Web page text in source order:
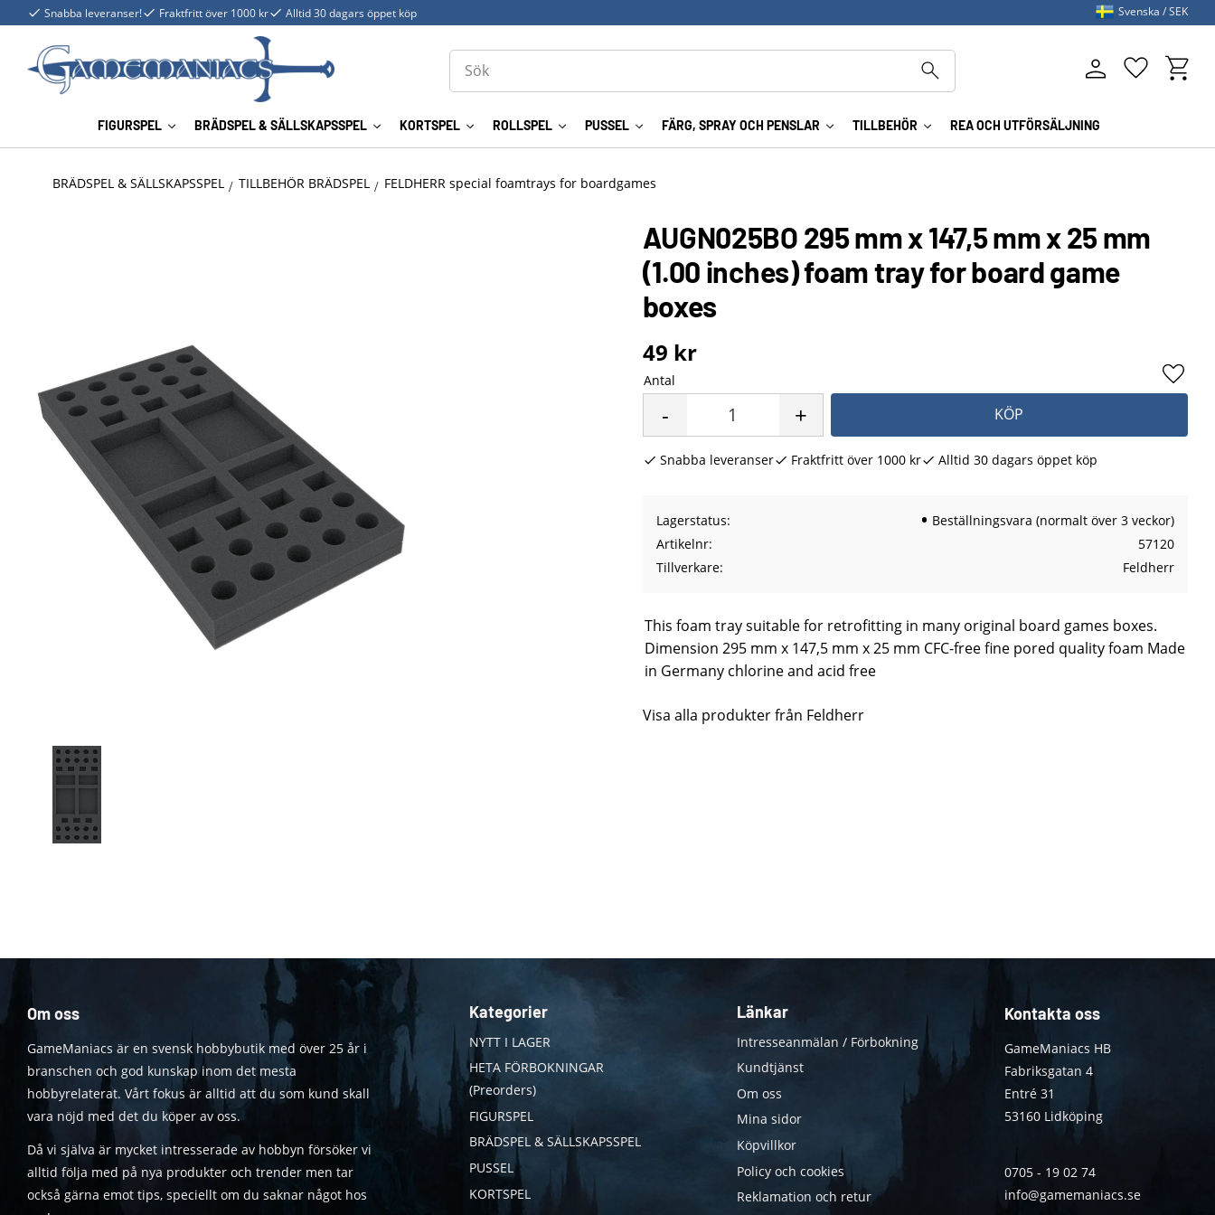
Snabba leveranser! Fraktfritt över 1000 kr Alltid 30 dagars öppet köp
FIGURSPEL BRÄDSPEL & SÄLLSKAPSSPEL KORTSPEL ROLLSPEL PUSSEL FÄRG, SPRAY OCH PENSLAR TILLBEHÖR REA OCH UTFÖRSÄLJNING
Favoriter
Svenska SEK
BRÄDSPEL & SÄLLSKAPSSPEL TILLBEHÖR BRÄDSPEL FELDHERR special foamtrays for boardgames
AUGN025BO 295 mm x 147,5 mm x 25 mm
(1.00 inches) foam tray for board game
boxes
49 kr
Antal
+
- KÖP
Lägg
Snabba leveranser Fraktfritt över 1000 kr Alltid 30 dagars öppet köp
Lagerstatus
Beställningsvara (normalt över 3 veckor)
Artikelnr
57120
Tillverkare
Feldherr
This foam tray suitable for retrofitting in many original board games boxes.
Dimension 295 mm x 147,5 mm x 25 mm CFC-free fine pored quality foam Made
in Germany chlorine and acid free
Visa alla produkter från Feldherr
Om oss
GameManiacs är en svensk hobbybutik med över 25 år i
branschen och god kunskap inom det mesta
hobbyrelaterat. Vårt fokus är alltid att du som kund skall
vara nöjd med det du köper av oss.
Då vi själva är mycket intresserade av hobbyn försöker vi
alltid följa med på nya produkter och trender men tar
också gärna emot tips, speciellt om du saknar något hos
Kategorier
NYTT I LAGER
HETA FÖRBOKNINGAR
(Preorders)
FIGURSPEL
BRÄDSPEL & SÄLLSKAPSSPEL
PUSSEL
KORTSPEL
Länkar
Intresseanmälan / Förbokning
Kundtjänst
Om oss
Mina sidor
Köpvillkor
Policy och cookies
Reklamation och retur
Kontakta oss
GameManiacs HB
Fabriksgatan 4
Entré 31
53160 Lidköping
0705 - 19 02 74
info@gamemaniacs.se